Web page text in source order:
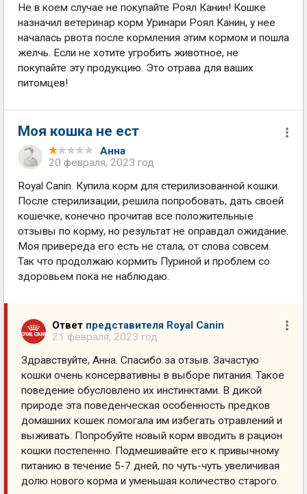
Не в коем случае не покупайте Роял Канин! Кошке
назначил ветеринар корм Уринари Роял Канин, у нее
началась рвота после кормления этим кормом и пошла
желчь. Если не хотите угробить животное, не
покупайте эту продукцию. Это отрава для ваших
питомцев!
Моя кошка не ест
Анна
20 февраля, 2023 год
Royal Canin. Купила корм для стерилизованной кошки.
После стерилизации, решила попробовать, дать своей
кошечке, конечно прочитав все положительные
отзывы по корму, но результат не оправдал ожидание.
Моя привереда его есть не стала, от слова совсем.
Так что продолжаю кормить Пуриной и проблем со
здоровьем пока не наблюдаю.
Ответ представителя Royal Canin
21 февраля, 2023 год
Здравствуйте, Анна. Спасибо за отзыв. Зачастую
кошки очень консервативны в выборе питания. Такое
поведение обусловлено их инстинктами. В дикой
природе эта поведенческая особенность предков
домашних кошек помогала им избегать отравлений и
выживать. Попробуйте новый корм вводить в рацион
кошки постепенно. Подмешивайте его к привычному
питанию в течение 5-7 дней, по чуть-чуть увеличивая
долю нового корма и уменьшая количество старого.